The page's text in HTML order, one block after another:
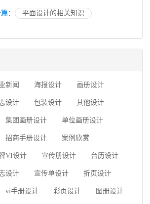
： 平面设计的相关知识
新闻 海报设计 画册设计
设计 包装设计 其他设计
集团画册设计 单位画册设计
招商手册设计 案例欣赏
VI设计 宣传册设计 台历设计
设计 宣传单设计 折页设计
vi手册设计 彩页设计 图册设计